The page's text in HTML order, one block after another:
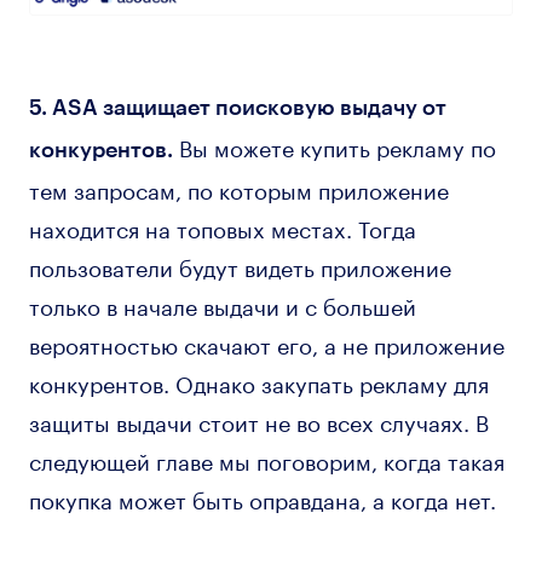
5. ASA защищает поисковую выдачу от
конкурентов. Вы можете купить рекламу по
тем запросам, по которым приложение
находится на топовых местах. Тогда
пользователи будут видеть приложение
только в начале выдачи и с большей
вероятностью скачают его, а не приложение
конкурентов. Однако закупать рекламу для
защиты выдачи стоит не во всех случаях. В
следующей главе мы поговорим, когда такая
покупка может быть оправдана, а когда нет.